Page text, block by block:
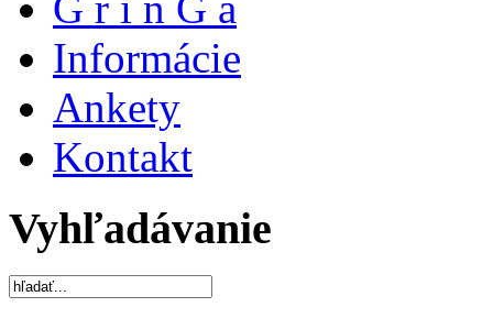
Informácie
Ankety
Kontakt
Vyhľadávanie